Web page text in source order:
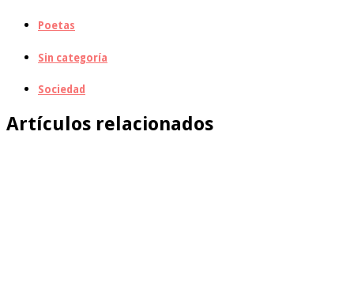
Poetas
Sin categoría
Sociedad
Artículos relacionados